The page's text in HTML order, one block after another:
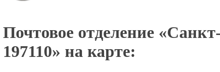
Почтовое отделение «
197110» на карте: